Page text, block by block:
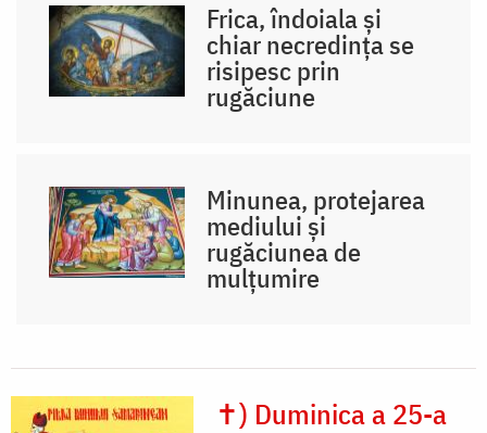
Frica, îndoiala și
chiar necredința se
risipesc prin
rugăciune
Minunea, protejarea
mediului și
rugăciunea de
mulțumire
✝) Duminica a 25-a